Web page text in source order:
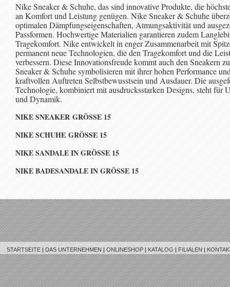
STARTSEITE|DAS UNTERNEHMEN|ONLINESHOP|KATALOG|FILIALEN|
Nike Sneaker & Schuhe, das sind innovative Produkte, die
an Komfort und Leistung genügen. Nike Sneaker & Schuhe
optimalen Dämpfungseigenschaften, Atmungsaktivität und
Passformen. Hochwertige Materialien garantieren zudem
Tragekomfort. Nike entwickelt in enger Zusammenarbeit mit
permanent neue Technologien, die den Tragekomfort und die
verbessern. Diese Innovationsfreude kommt auch den Sneakern
Sneaker & Schuhe symbolisieren mit ihrer hohen Performance
kraftvollen Auftreten Selbstbewusstsein und Ausdauer. Die
Technologie, kombiniert mit ausdrucksstarken Designs, steht für
und Dynamik.
NIKE SNEAKER GRÖSSE 15
NIKE SCHUHE GRÖSSE 15
NIKE SANDALE IN GRÖSSE 15
NIKE BADESANDALE IN GRÖSSE 15